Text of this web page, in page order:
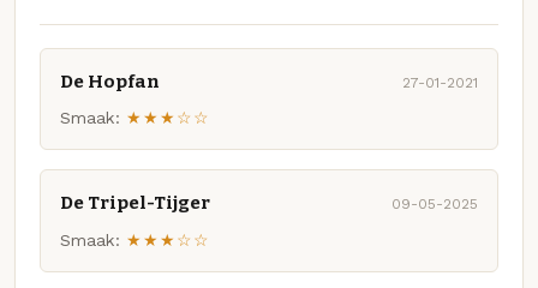
De Hopfan 27-01-2021
Smaak: ★★★☆☆
De Tripel-Tijger 09-05-2025
Smaak: ★★★☆☆